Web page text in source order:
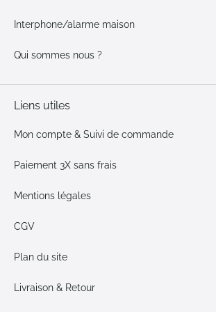
Interphone/alarme maison
Qui sommes nous ?
Liens utiles
Mon compte & Suivi de commande
Paiement 3X sans frais
Mentions légales
CGV
Plan du site
Livraison & Retour